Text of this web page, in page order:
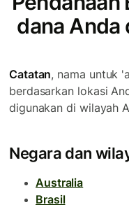
dana Anda
Catatan, nama untuk
berdasarkan lokasi
digunakan di wilayah
Negara dan
Australia
Brasil